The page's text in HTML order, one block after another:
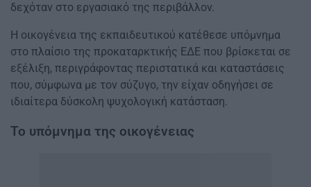
δεχόταν στο εργασιακό της περιβάλλον.
Η οικογένεια της εκπαιδευτικού κατέθεσε υπόμνημα
στο πλαίσιο της προκαταρκτικής ΕΔΕ που βρίσκεται σε
εξέλιξη, περιγράφοντας περιστατικά και καταστάσεις
που, σύμφωνα με τον σύζυγο, την είχαν οδηγήσει σε
ιδιαίτερα δύσκολη ψυχολογική κατάσταση.
Το υπόμνημα της οικογένειας